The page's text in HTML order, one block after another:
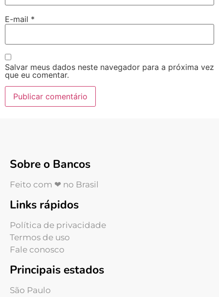
E-mail *
Salvar meus dados neste navegador para a próxima vez
que eu comentar.
Sobre o Bancos
Feito com ❤ no Brasil
Links rápidos
Política de privacidade
Termos de uso
Fale conosco
Principais estados
São Paulo